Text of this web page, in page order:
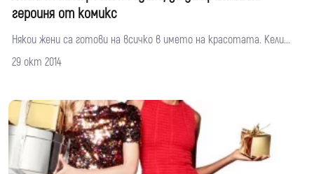
героиня от комикс
Някои жени са готови на всичко в името на красотата. Кели...
29 окт 2014